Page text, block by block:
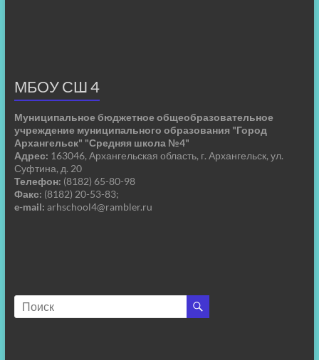
МБОУ СШ 4
Муниципальное бюджетное общеобразовательное
учреждение муниципального образования "Город
Архангельск" "Средняя школа №4"
Адрес: 163046, Архангельская область, г. Архангельск, ул.
Суфтина, д. 20
Телефон: (8182) 65-80-98
Факс: (8182) 20-53-83;
e-mail: arhschool4@rambler.ru